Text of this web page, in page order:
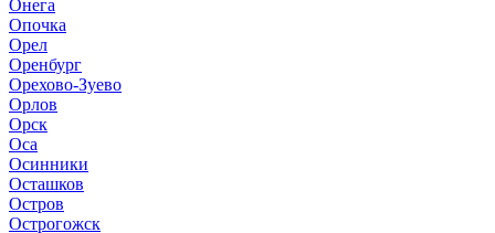
Онега
Опочка
Орел
Оренбург
Орехово-Зуево
Орлов
Орск
Оса
Осинники
Осташков
Остров
Острогожск